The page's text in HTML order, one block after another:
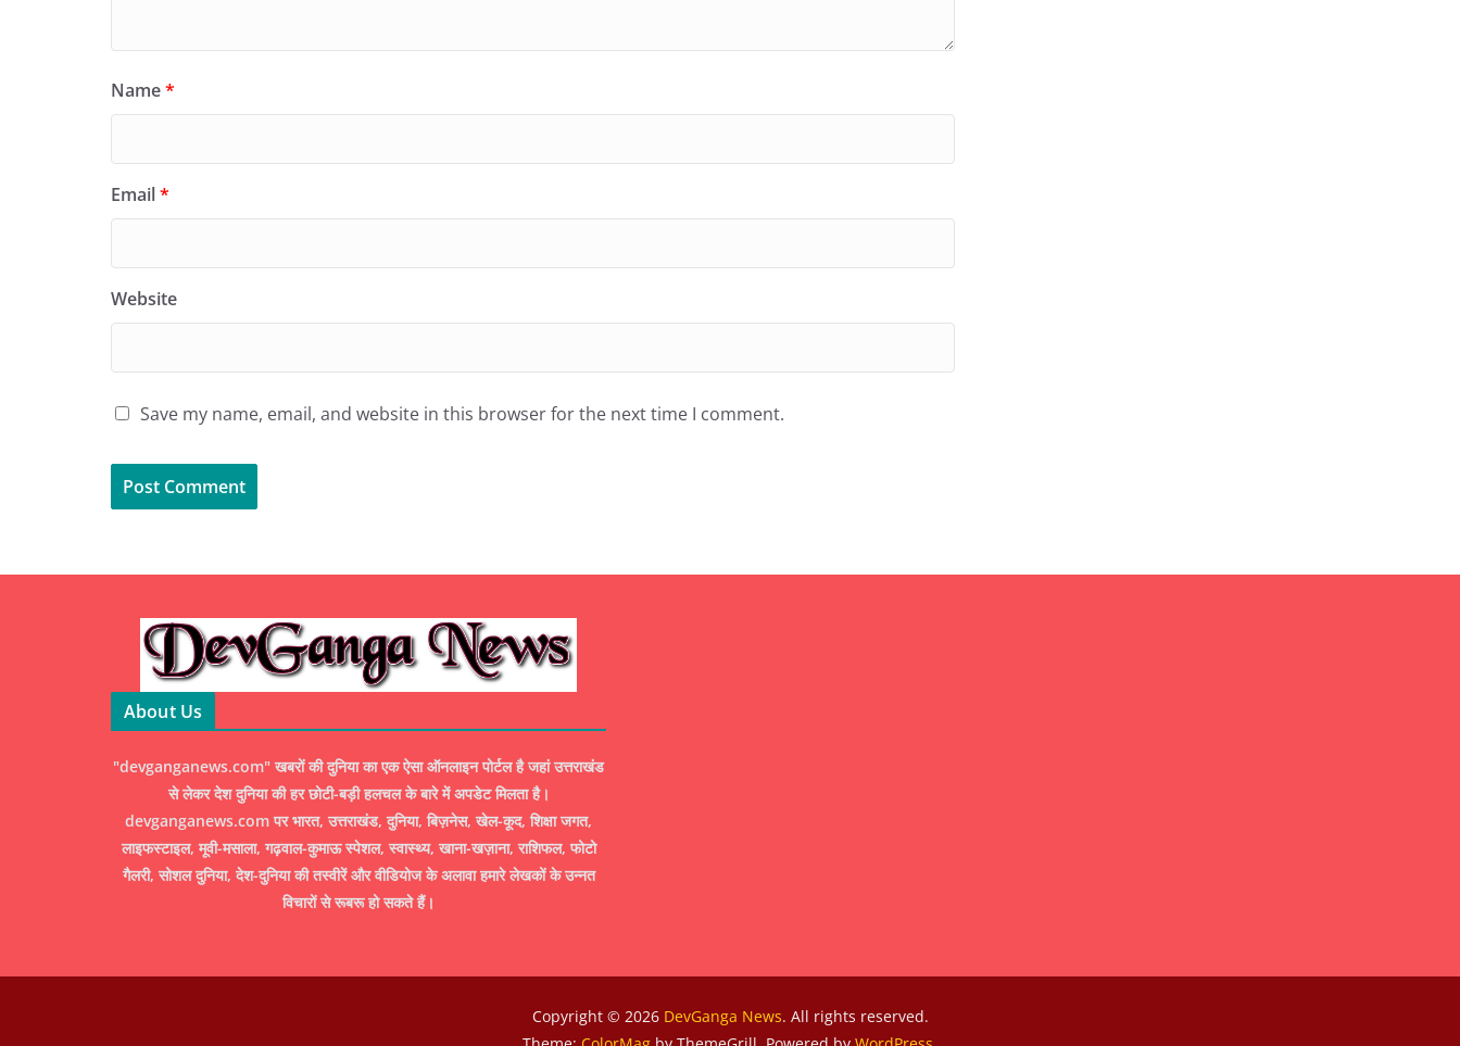
Name*
Email*
Website
Save my name, email, and website in this browser for the next time I comment.
About Us
"devganganews.com" खबरों की दुनिया का एक ऐसा ऑनलाइन पोर्टल है जहां उत्तराखंड
से लेकर देश दुनिया की हर छोटी-बड़ी हलचल के बारे में अपडेट मिलता है।
devganganews.com पर भारत, उत्तराखंड, दुनिया, बिज़नेस, खेल-कूद, शिक्षा जगत,
लाइफस्टाइल, मूवी-मसाला, गढ़वाल-कुमाऊ स्पेशल, स्वास्थ्य, खाना-खज़ाना, राशिफल, फोटो
गैलरी, सोशल दुनिया, देश-दुनिया की तस्वीरें और वीडियोज के अलावा हमारे लेखकों के उन्नत
विचारों से रूबरू हो सकते हैं।
Copyright © 2026 DevGanga News. All rights reserved.